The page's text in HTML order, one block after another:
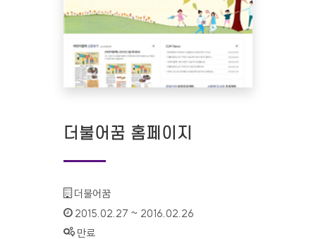
더불어꿈 홈페이지
기관명 :
더불어꿈
인증기간 :
2015.02.27 ~ 2016.02.26
상태 :
만료